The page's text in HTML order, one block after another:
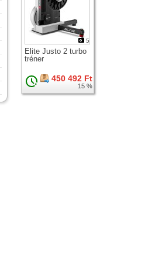
5
Elite Justo 2 turbo
tréner
450 492 Ft
15 %